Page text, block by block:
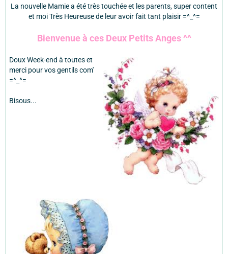
La nouvelle Mamie a été très touchée et les parents, super content
et moi Très Heureuse de leur avoir fait tant plaisir =^_^=
Bienvenue à ces Deux Petits Anges ^^
Doux Week-end à toutes et
merci pour vos gentils com'
=^_^=
Bisous...